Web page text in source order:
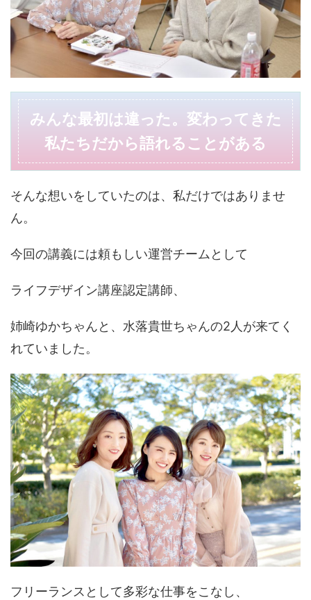
みんな最初は違った。変わってきた
私たちだから語れることがある
そんな想いをしていたのは、私だけではありませ
ん。
今回の講義には頼もしい運営チームとして
ライフデザイン講座認定講師、
姉崎ゆかちゃんと、水落貴世ちゃんの2人が来てく
れていました。
フリーランスとして多彩な仕事をこなし、